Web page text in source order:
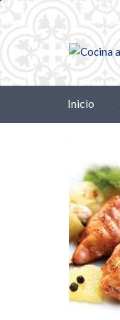
Inicio